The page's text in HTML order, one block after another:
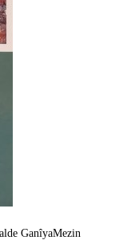
GanîyaMezin